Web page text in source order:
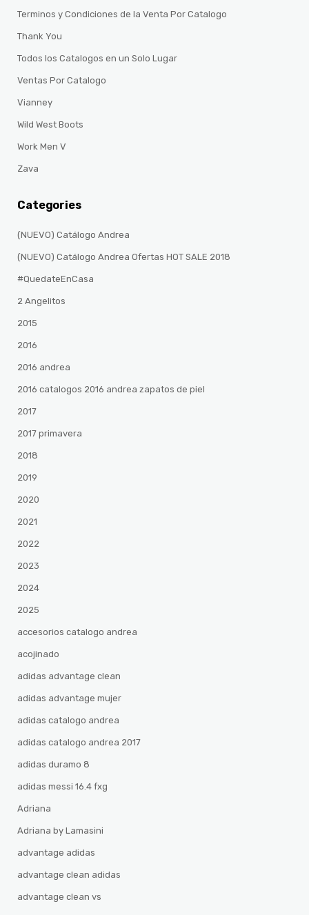
Terminos y Condiciones de la Venta Por Catalogo
Thank You
Todos los Catalogos en un Solo Lugar
Ventas Por Catalogo
Vianney
Wild West Boots
Work Men V
Zava
Categories
(NUEVO) Catálogo Andrea
(NUEVO) Catálogo Andrea Ofertas HOT SALE 2018
#QuedateEnCasa
2 Angelitos
2015
2016
2016 andrea
2016 catalogos 2016 andrea zapatos de piel
2017
2017 primavera
2018
2019
2020
2021
2022
2023
2024
2025
accesorios catalogo andrea
acojinado
adidas advantage clean
adidas advantage mujer
adidas catalogo andrea
adidas catalogo andrea 2017
adidas duramo 8
adidas messi 16.4 fxg
Adriana
Adriana by Lamasini
advantage adidas
advantage clean adidas
advantage clean vs